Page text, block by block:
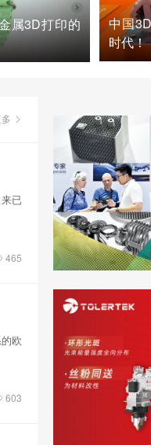
属3D打印的
中国
时代！
已
465
欧
603